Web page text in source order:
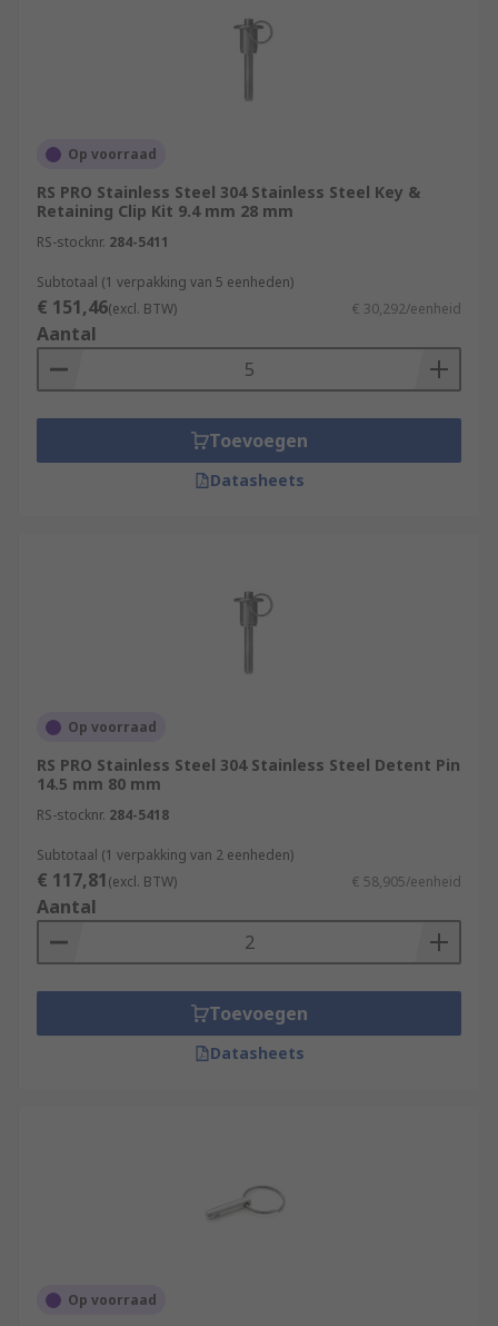
Op voorraad
RS PRO Stainless Steel 304 Stainless Steel Key &
Retaining Clip Kit 9.4 mm 28 mm
RS-stocknr. 284-5411
Subtotaal (1 verpakking van 5 eenheden)
€ 151,46(excl. BTW) € 30,292/eenheid
Aantal
Toevoegen
Datasheets
Op voorraad
RS PRO Stainless Steel 304 Stainless Steel Detent Pin
14.5 mm 80 mm
RS-stocknr. 284-5418
Subtotaal (1 verpakking van 2 eenheden)
€ 117,81(excl. BTW) € 58,905/eenheid
Aantal
Toevoegen
Datasheets
Op voorraad